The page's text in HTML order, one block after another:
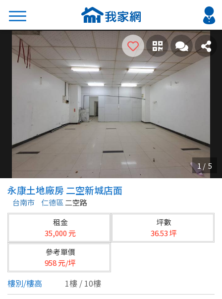
搜尋
熱門關鍵字
2026 台北降價好屋限量釋出
2026 新北降價好屋限量釋出
2026 台中降價好屋限量釋出
2026 台南降價好屋限量釋出
2026 高雄降價好屋限量釋出
縣市
不限
台北市
基隆市
新北市
宜蘭縣
區域
永康土地廠房 二空新城店面
台南市 仁德區 二空路
租金
35,000 元
坪數
36.53 坪
參考單價
958 元/坪
樓別/樓高
1樓 / 10樓